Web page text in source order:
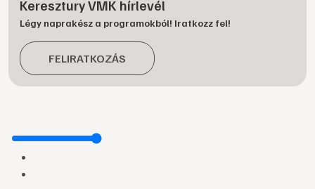
Keresztury VMK hírlevél
Légy naprakész a programokból! Iratkozz fel!
FELIRATKOZÁS